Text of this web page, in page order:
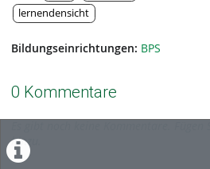
lernendensicht
Bildungseinrichtungen: BPS
0 Kommentare
hinzu.